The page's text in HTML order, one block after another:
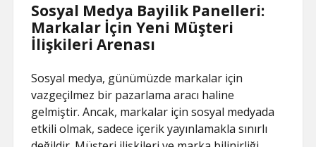
Sosyal Medya Bayilik Panelleri:
Markalar İçin Yeni Müşteri
İlişkileri Arenası
Sosyal medya, günümüzde markalar için
vazgeçilmez bir pazarlama aracı haline
gelmiştir. Ancak, markalar için sosyal medyada
etkili olmak, sadece içerik yayınlamakla sınırlı